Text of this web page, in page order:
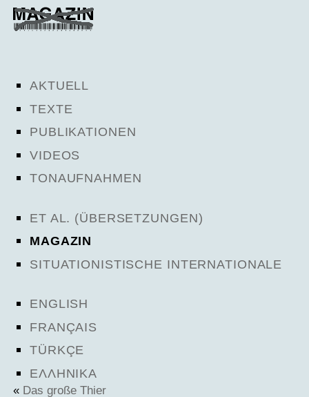
AKTUELL
TEXTE
PUBLIKATIONEN
VIDEOS
TONAUFNAHMEN
ET AL. (ÜBERSETZUNGEN)
MAGAZIN
SITUATIONISTISCHE INTERNATIONALE
ENGLISH
FRANÇAIS
TÜRKÇE
ΕΛΛΗΝΙΚΑ
« Das große Thier